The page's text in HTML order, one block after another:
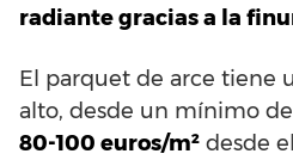
radiante gracias a la
El parquet de arce tiene
alto, desde un mínimo de
80-100 euros/m² desde